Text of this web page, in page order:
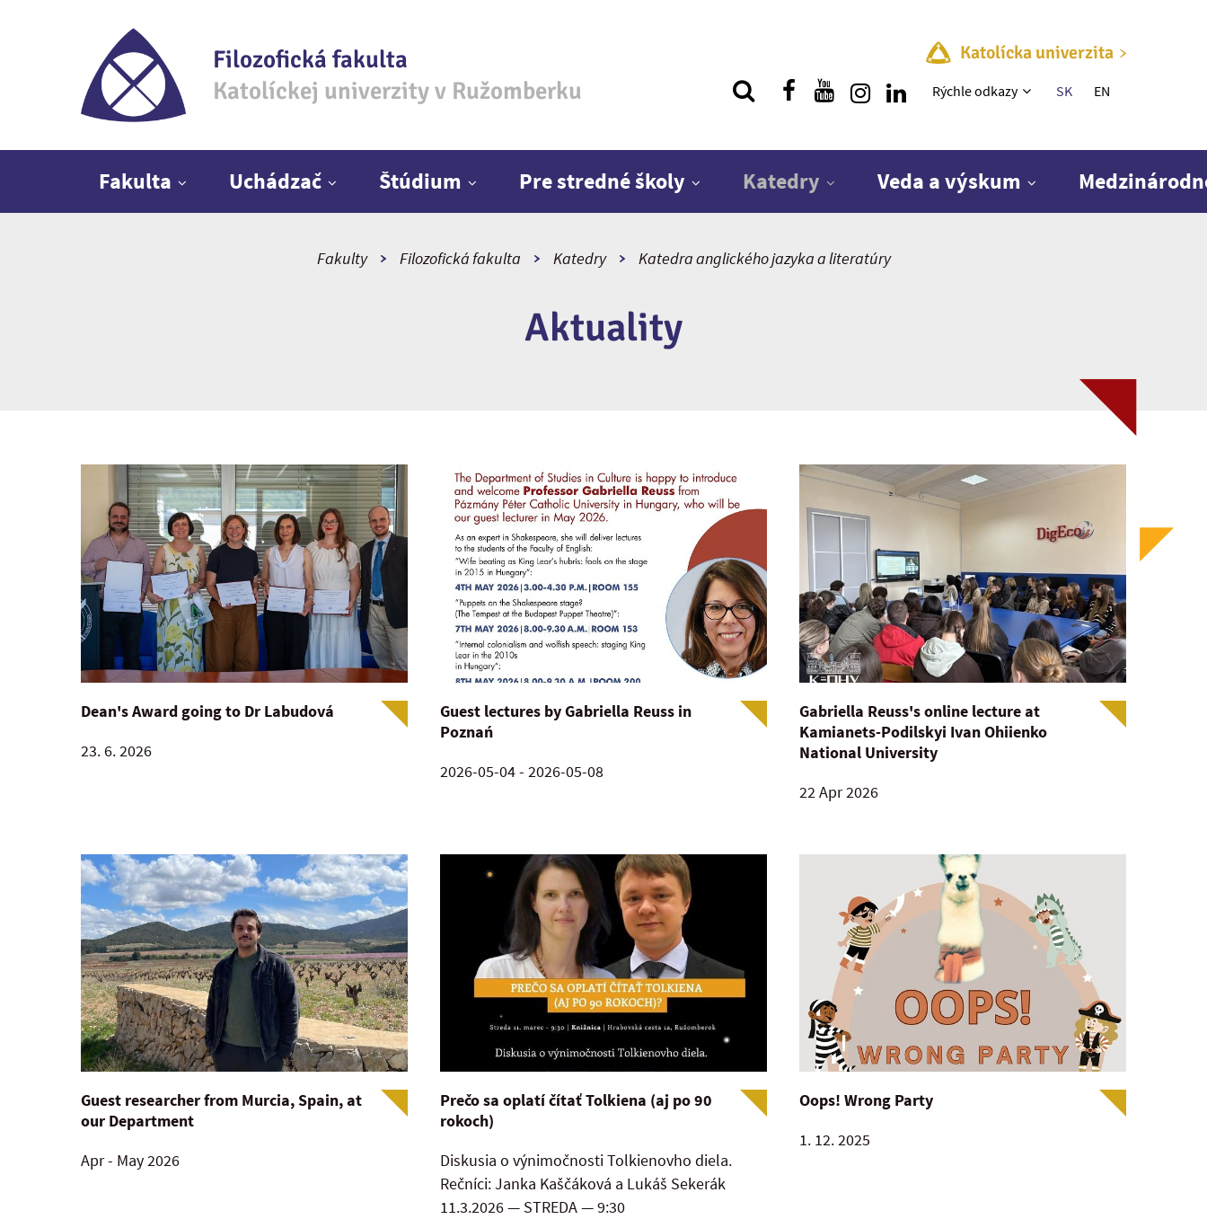
Filozofická fakulta
Katolíckej univerzity v Ružomberku
Katolícka univerzita
Rýchle menu
Rýchle odkazy SK EN
Fakulta Uchádzač Štúdium Pre stredné školy Katedry Veda a výskum
Fakulty Filozofická fakulta Katedry Katedra anglického jazyka a literatúry
Aktuality
Dean's Award going to Dr Labudová
23. 6. 2026
Guest lectures by Gabriella Reuss in
Poznań
2026-05-04 - 2026-05-08
Gabriella Reuss's online lecture at
Kamianets-Podilskyi Ivan Ohiienko
National University
22 Apr 2026
Guest researcher from Murcia, Spain, at
our Department
Apr - May 2026
Prečo sa oplatí čítať Tolkiena (aj po 90
rokoch)
Diskusia o výnimočnosti Tolkienovho diela.
Rečníci: Janka Kaščáková a Lukáš Sekerák
11.3.2026 — STREDA — 9:30
Oops! Wrong Party
1. 12. 2025